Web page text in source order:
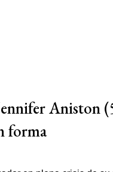
Aniston
forma